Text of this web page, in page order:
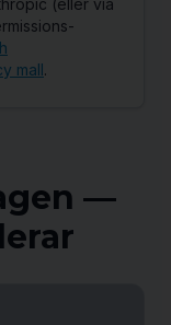
(eller via
mall.
—